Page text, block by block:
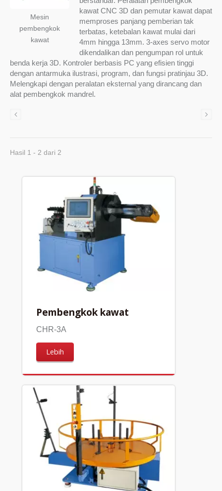
Mesin
pembengkok
kawat
kawat CNC 3D dan pemutar kawat dapat
memproses panjang pemberian tak
terbatas, ketebalan kawat mulai dari
4mm hingga 13mm. 3-axes servo motor
dikendalikan dan pengumpan rol untuk
benda kerja 3D. Kontroler berbasis PC yang efisien tinggi
dengan antarmuka ilustrasi, program, dan fungsi pratinjau 3D.
Melengkapi dengan peralatan eksternal yang dirancang dan
alat pembengkok mandrel.
Hasil 1 - 2 dari 2
Pembengkok kawat
CHR-3A
Lebih